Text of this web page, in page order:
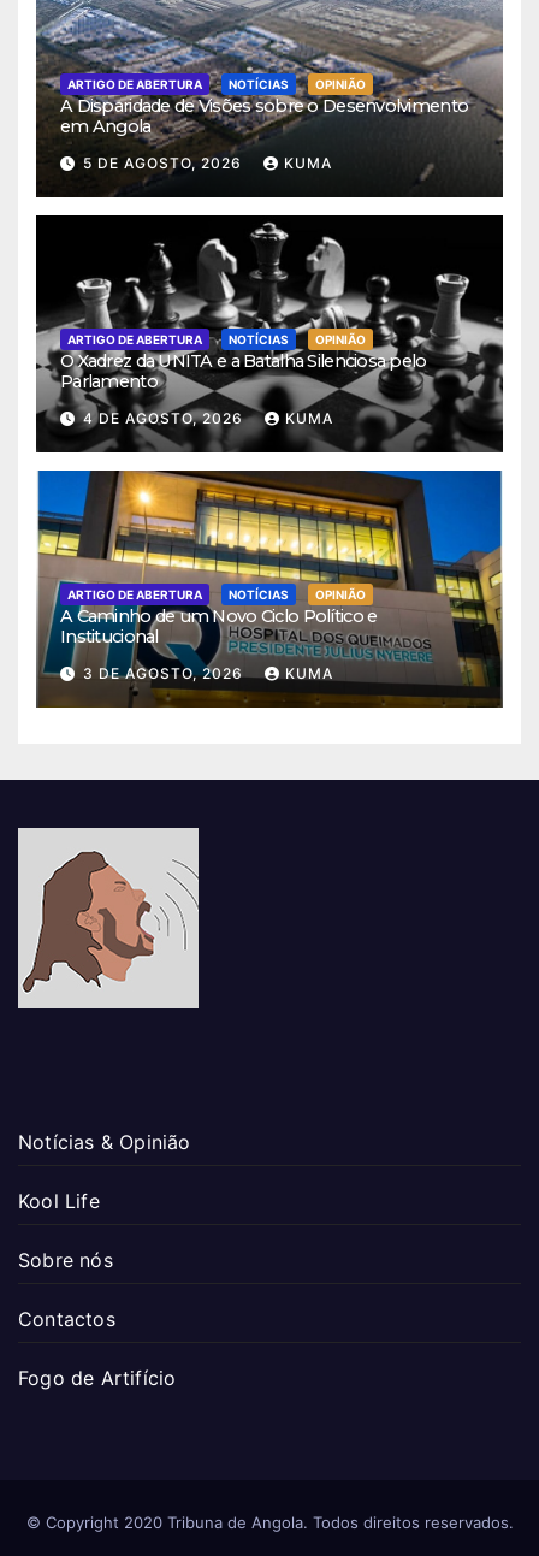
ARTIGO DE ABERTURA NOTÍCIAS OPINIÃO
A Disparidade de Visões sobre o Desenvolvimento
em Angola
5 DE AGOSTO, 2026 KUMA
ARTIGO DE ABERTURA NOTÍCIAS OPINIÃO
O Xadrez da UNITA e a Batalha Silenciosa pelo
Parlamento
4 DE AGOSTO, 2026 KUMA
ARTIGO DE ABERTURA NOTÍCIAS OPINIÃO
A Caminho de um Novo Ciclo Político e
Institucional
3 DE AGOSTO, 2026 KUMA
Notícias & Opinião
Kool Life
Sobre nós
Contactos
Fogo de Artifício
© Copyright 2020 Tribuna de Angola. Todos direitos reservados.